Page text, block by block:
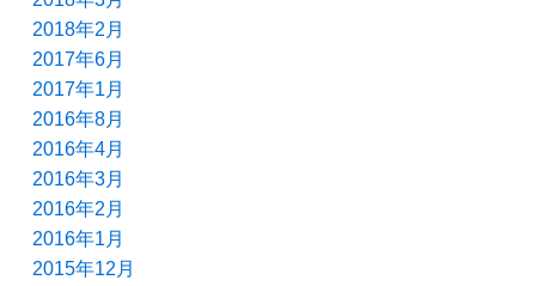
2018年2月
2017年6月
2017年1月
2016年8月
2016年4月
2016年3月
2016年2月
2016年1月
2015年12月